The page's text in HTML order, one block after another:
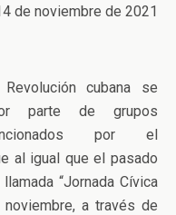
de noviembre de 2021
cubana se
parte de grupos
por el
al igual que el pasado
“Jornada Cívica
a través de